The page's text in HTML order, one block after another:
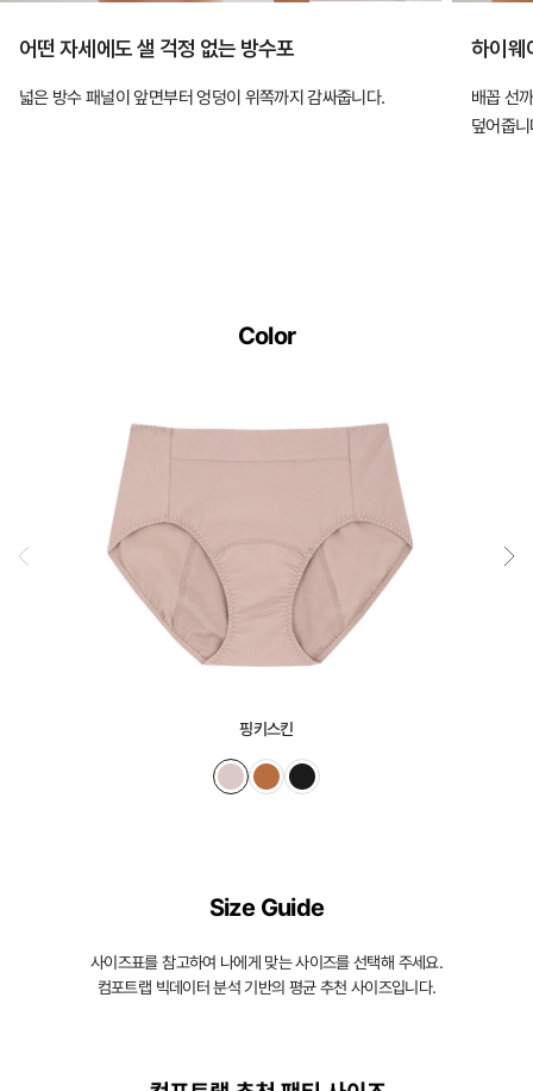
어떤 자세에도 샐 걱정 없는 방수포
넓은 방수 패널이 앞면부터 엉덩이 위쪽까지 감싸줍니다.
하이웨
배꼽 선
덮어줍
Color
핑키스킨
Size Guide
사이즈표를 참고하여 나에게 맞는 사이즈를 선택해 주세요.
컴포트랩 빅데이터 분석 기반의 평균 추천 사이즈입니다.